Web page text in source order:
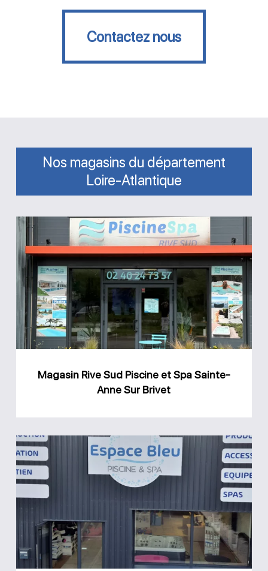
Contactez nous
Contactez nous
Nos magasins du département
Loire-Atlantique
Magasin
Rive
Sud
Piscine
et
Spa
Sainte-
Sur
Magasin Rive Sud Piscine et Spa Sainte-
Anne Sur Brivet
Magasin
Espace
Bleu
et
Spa